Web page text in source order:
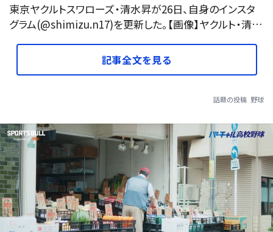
東京ヤクルトスワローズ・清水昇が26日、自身のインスタ
グラム(@shimizu.n17)を更新した。【画像】ヤクルト・清…
記事全文を見る
話題の投稿 野球